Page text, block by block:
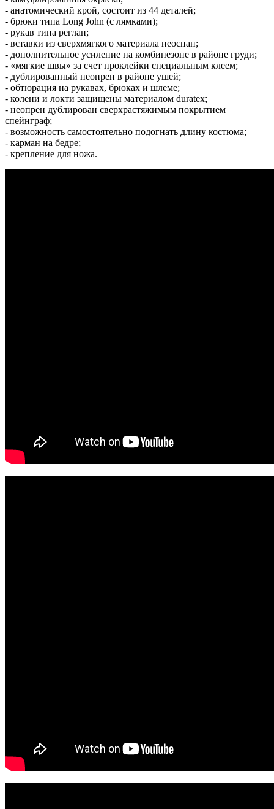
- анатомический крой, состоит из 44 деталей;
- брюки типа Long John (с лямками);
- рукав типа реглан;
- вставки из сверхмягкого материала неоспан;
- дополнительное усиление на комбинезоне в районе груди;
- «мягкие швы» за счет проклейки специальным клеем;
- дублированный неопрен в районе ушей;
- обтюрация на рукавах, брюках и шлеме;
- колени и локти защищены материалом duratex;
- неопрен дублирован сверхрастяжимым покрытием
спейнграф;
- возможность самостоятельно подогнать длину костюма;
- карман на бедре;
- крепление для ножа.